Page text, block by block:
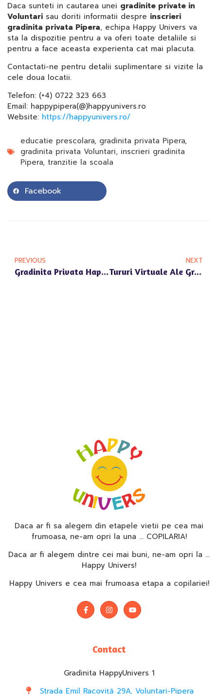
Daca sunteti in cautarea unei gradinite private in
Voluntari sau doriti informatii despre inscrieri
gradinita privata Pipera, echipa Happy Univers va
sta la dispozitie pentru a va oferi toate detaliile si
pentru a face aceasta experienta cat mai placuta.
Contactati-ne pentru detalii suplimentare si vizite la
cele doua locatii.
Telefon: (+4) 0722 323 663
Email: happypipera(@)happyunivers.ro
Website: https://happyunivers.ro/
educatie prescolara, gradinita privata Pipera,
gradinita privata Voluntari, inscrieri gradinita
Pipera, tranzitie la scoala
Facebook
PREVIOUS
Gradinita Privata Happy Univers Pipera Si Importanta Educatiei Prin Joc
NEXT
Tururi Virtuale Ale Gradinitelor Private Happy Univers Din Pipera Si Voluntari
Daca ar fi sa alegem din etapele vietii pe cea mai
frumoasa, ne-am opri la una … COPILARIA!
Daca ar fi alegem dintre cei mai buni, ne-am opri la …
Happy Univers!
Happy Univers e cea mai frumoasa etapa a copilariei!
Contact
Gradinita HappyUnivers 1
Strada Emil Racoviță 29A, Voluntari-Pipera